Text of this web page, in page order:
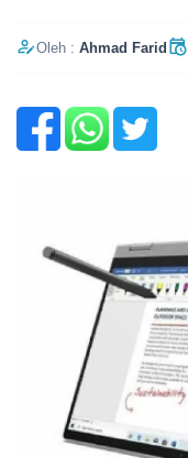
Oleh : Ahmad Farid